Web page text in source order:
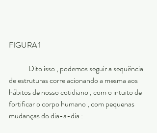
FIGURA 1
de estruturas correlacionando a mesma aos
hábitos de nosso cotidiano , com o intuito de
fortificar o corpo humano , com pequenas
mudanças do dia-a-dia :